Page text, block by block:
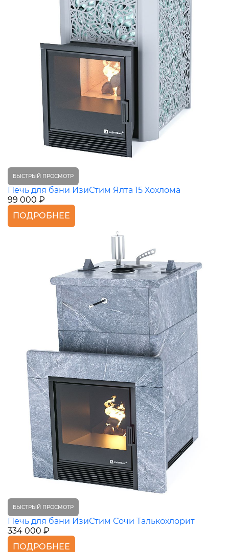
БЫСТРЫЙ ПРОСМОТР
Печь для бани ИзиСтим Ялта 15 Хохлома
99 000 ₽
ПОДРОБНЕЕ
БЫСТРЫЙ ПРОСМОТР
Печь для бани ИзиСтим Сочи Талькохлорит
334 000 ₽
ПОДРОБНЕЕ